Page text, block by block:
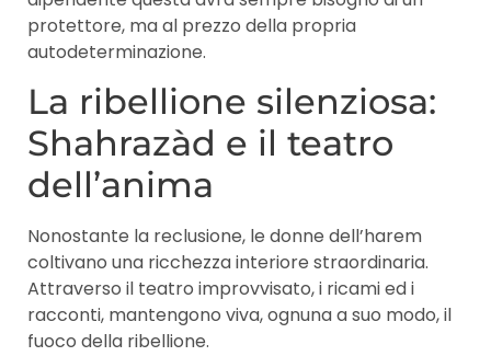
protettore, ma al prezzo della propria
autodeterminazione.
La ribellione silenziosa:
Shahrazàd e il teatro
dell’anima
Nonostante la reclusione, le donne dell’harem
coltivano una ricchezza interiore straordinaria.
Attraverso il teatro improvvisato, i ricami ed i
racconti, mantengono viva, ognuna a suo modo, il
fuoco della ribellione.